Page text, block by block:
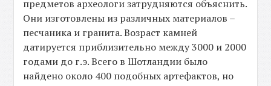
предметов археологи затрудняются объяснить.
Они изготовлены из различных материалов –
песчаника и гранита. Возраст камней
датируется приблизительно между 3000 и 2000
годами до г.э. Всего в Шотландии было
найдено около 400 подобных артефактов, но